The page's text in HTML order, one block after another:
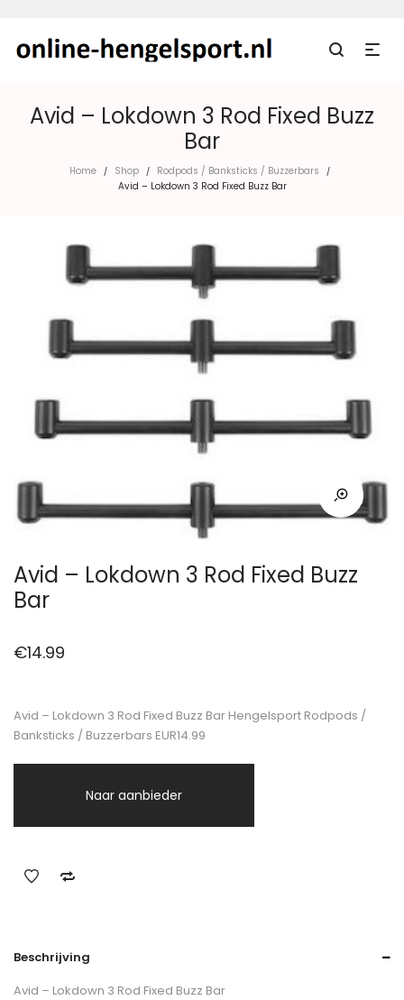
Avid – Lokdown 3 Rod Fixed Buzz
Bar
Home / Shop / Rodpods / Banksticks / Buzzerbars /
Avid – Lokdown 3 Rod Fixed Buzz Bar
Avid – Lokdown 3 Rod Fixed Buzz
Bar
€14.99
Avid – Lokdown 3 Rod Fixed Buzz Bar Hengelsport Rodpods /
Banksticks / Buzzerbars EUR14.99
Naar aanbieder
Beschrijving
Avid – Lokdown 3 Rod Fixed Buzz Bar